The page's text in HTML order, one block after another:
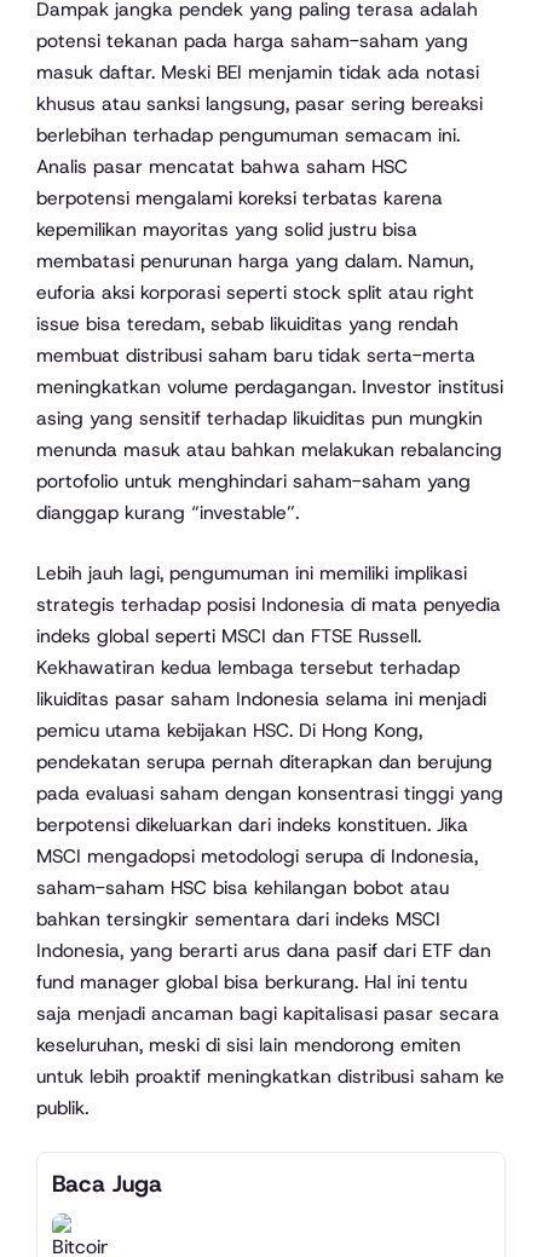
Dampak jangka pendek yang paling terasa adalah
potensi tekanan pada harga saham-saham yang
masuk daftar. Meski BEI menjamin tidak ada notasi
khusus atau sanksi langsung, pasar sering bereaksi
berlebihan terhadap pengumuman semacam ini.
Analis pasar mencatat bahwa saham HSC
berpotensi mengalami koreksi terbatas karena
kepemilikan mayoritas yang solid justru bisa
membatasi penurunan harga yang dalam. Namun,
euforia aksi korporasi seperti stock split atau right
issue bisa teredam, sebab likuiditas yang rendah
membuat distribusi saham baru tidak serta-merta
meningkatkan volume perdagangan. Investor institusi
asing yang sensitif terhadap likuiditas pun mungkin
menunda masuk atau bahkan melakukan rebalancing
portofolio untuk menghindari saham-saham yang
dianggap kurang “investable”.
Lebih jauh lagi, pengumuman ini memiliki implikasi
strategis terhadap posisi Indonesia di mata penyedia
indeks global seperti MSCI dan FTSE Russell.
Kekhawatiran kedua lembaga tersebut terhadap
likuiditas pasar saham Indonesia selama ini menjadi
pemicu utama kebijakan HSC. Di Hong Kong,
pendekatan serupa pernah diterapkan dan berujung
pada evaluasi saham dengan konsentrasi tinggi yang
berpotensi dikeluarkan dari indeks konstituen. Jika
MSCI mengadopsi metodologi serupa di Indonesia,
saham-saham HSC bisa kehilangan bobot atau
bahkan tersingkir sementara dari indeks MSCI
Indonesia, yang berarti arus dana pasif dari ETF dan
fund manager global bisa berkurang. Hal ini tentu
saja menjadi ancaman bagi kapitalisasi pasar secara
keseluruhan, meski di sisi lain mendorong emiten
untuk lebih proaktif meningkatkan distribusi saham ke
publik.
Baca Juga